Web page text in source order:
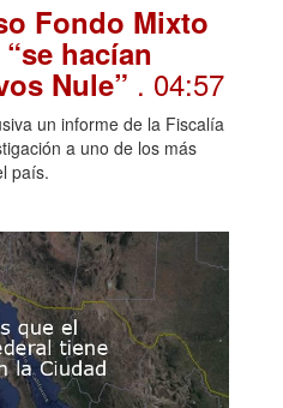
Fondo Mixto
hacían
Nule” . 04:57
un informe de la Fiscalía
a uno de los más
país.